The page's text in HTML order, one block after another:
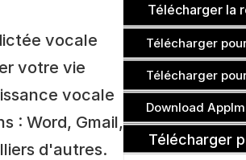
vocale
votre vie
vocale
: Word, Gmail,
d'autres.
Télécharger la
Télécharger
Télécharger
Download
Télécharger